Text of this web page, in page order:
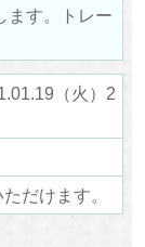
ます。トレー
（火）2
だけます。